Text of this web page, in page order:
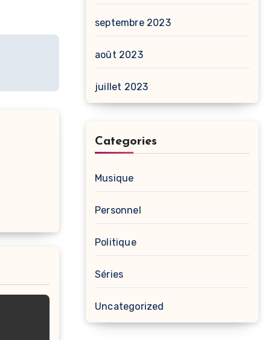
septembre 2023
août 2023
juillet 2023
Categories
Musique
Personnel
Politique
Séries
Uncategorized